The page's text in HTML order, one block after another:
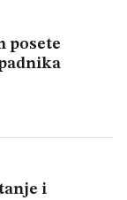
posete
i